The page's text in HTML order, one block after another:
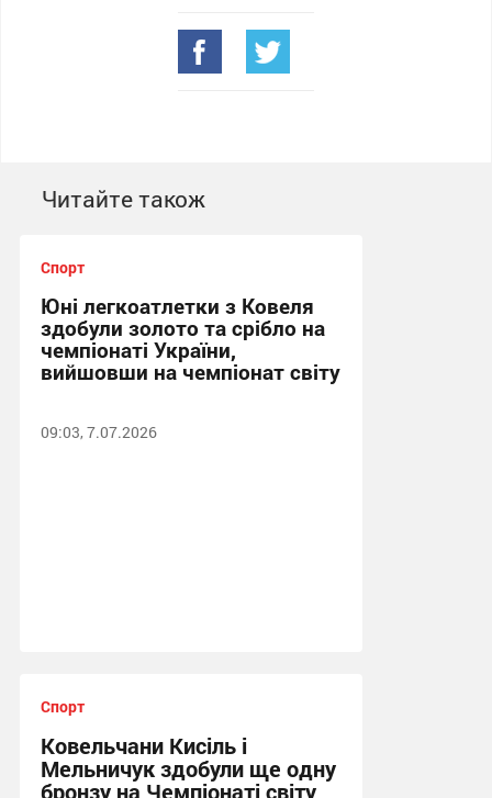
Читайте також
Спорт
Юні легкоатлетки з Ковеля
здобули золото та срібло на
чемпіонаті України,
вийшовши на чемпіонат світу
09:03, 7.07.2026
Спорт
Ковельчани Кисіль і
Мельничук здобули ще одну
бронзу на Чемпіонаті світу